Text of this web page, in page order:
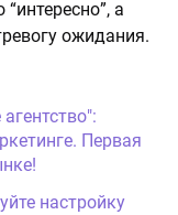
а
ожидания.
Первая
настройку